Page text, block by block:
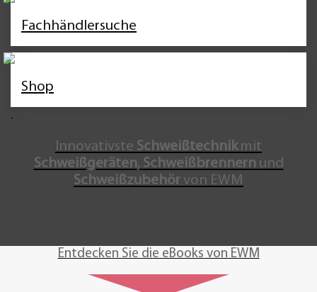
Fachhändlersuche
Shop
Innovativste Schweißtechnikmit
Schweißgeräten, Schweißbrennernund
Schweißzubehör von EWM
Entdecken Sie die eBooks von EWM